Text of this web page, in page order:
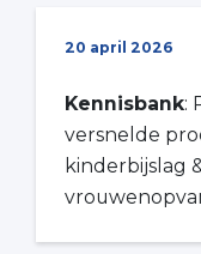
20 april 2026
Kennisbank:
versnelde
kinderbijslag